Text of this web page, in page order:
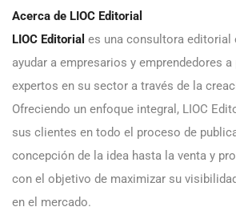
Acerca de LIOC Editorial
LIOC Editorial es una consultora editorial
ayudar a empresarios y emprendedores
expertos en su sector a través de la
Ofreciendo un enfoque integral, LIOC
sus clientes en todo el proceso de
concepción de la idea hasta la venta y
con el objetivo de maximizar su
en el mercado.